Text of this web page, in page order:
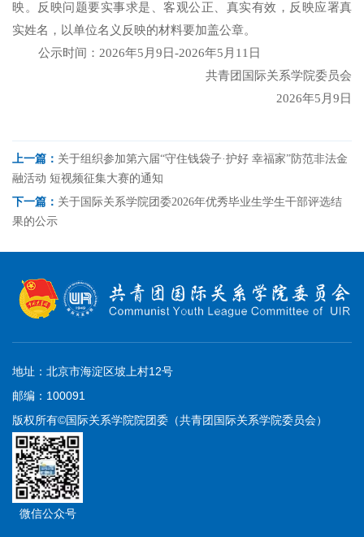
映。反映问题要实事求是、客观公正、真实有效，反映应署真
实姓名，以单位名义反映的材料要加盖公章。
公示时间： 2026年5月9日-2026年5月11日
共青团国际关系学院委员会
2026年5月9日
上一篇： 关于组织参加第六届“守住钱袋子·护好 幸福家”防范非法金
融活动 短视频征集大赛的通知
下一篇： 关于国际关系学院团委2026年优秀毕业生学生干部评选结
果的公示
地址：北京市海淀区坡上村12号
邮编：100091
版权所有©国际关系学院院团委（共青团国际关系学院委员会）
微信公众号